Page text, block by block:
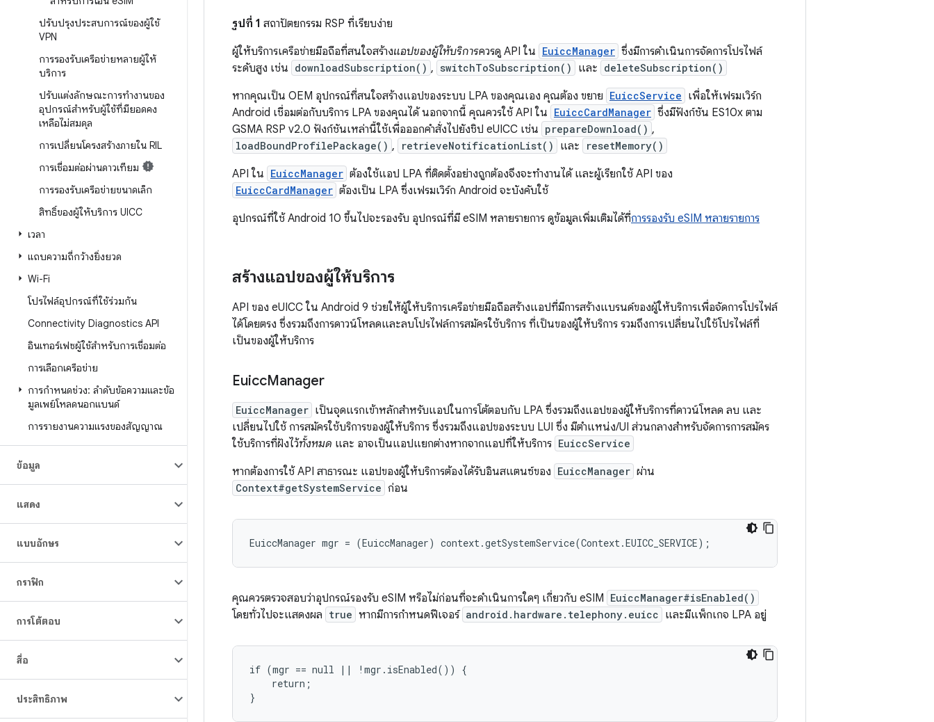
ปรับปรุงประสบการณ์ของผู้ใช้
VPN
การรองรับเครือข่ายหลายผู้ให้
บริการ
ปรับแต่งลักษณะการทำงานของ
อุปกรณ์สำหรับผู้ใช้ที่มียอดคง
เหลือไม่สมดุล
การเปลี่ยนโครงสร้างภายใน RIL
การเชื่อมต่อผ่านดาวเทียม
การรองรับเครือข่ายขนาดเล็ก
สิทธิ์ของผู้ให้บริการ UICC
เวลา
แถบความถี่กว้างยิ่งยวด
Wi-Fi
โปรไฟล์อุปกรณ์ที่ใช้ร่วมกัน
Connectivity Diagnostics API
อินเทอร์เฟซผู้ใช้สำหรับการเชื่อมต่อ
การเลือกเครือข่าย
การกำหนดช่วง: ลำดับข้อความและข้อ
มูลเพย์โหลดนอกแบนด์
การรายงานความแรงของสัญญาณ
ข้อมูล
แสดง
แบบอักษร
กราฟิก
การโต้ตอบ
สื่อ
ประสิทธิภาพ
รูปที่ 1 สถาปัตยกรรม RSP ที่เรียบง่าย
ผู้ให้บริการเครือข่ายมือถือที่สนใจสร้างแอปของผู้ให้บริการควรดู API ใน EuiccManager ซึ่งมีการดำเนินการจัดการโปรไฟล์
ระดับสูง เช่น downloadSubscription() , switchToSubscription() และ deleteSubscription()
หากคุณเป็น OEM อุปกรณ์ที่สนใจสร้างแอปของระบบ LPA ของคุณเอง คุณต้อง ขยาย EuiccService เพื่อให้เฟรมเวิร์ก
Android เชื่อมต่อกับบริการ LPA ของคุณได้ นอกจากนี้ คุณควรใช้ API ใน EuiccCardManager ซึ่งมีฟังก์ชัน ES10x ตาม
GSMA RSP v2.0 ฟังก์ชันเหล่านี้ใช้เพื่อออกคำสั่งไปยังชิป eUICC เช่น prepareDownload() ,
loadBoundProfilePackage() , retrieveNotificationList() และ resetMemory()
API ใน EuiccManager ต้องใช้แอป LPA ที่ติดตั้งอย่างถูกต้องจึงจะทำงานได้ และผู้เรียกใช้ API ของ
EuiccCardManager ต้องเป็น LPA ซึ่งเฟรมเวิร์ก Android จะบังคับใช้
อุปกรณ์ที่ใช้ Android 10 ขึ้นไปจะรองรับ อุปกรณ์ที่มี eSIM หลายรายการ ดูข้อมูลเพิ่มเติมได้ที่การรองรับ eSIM หลายรายการ
สร้างแอปของผู้ให้บริการ
API ของ eUICC ใน Android 9 ช่วยให้ผู้ให้บริการเครือข่ายมือถือสร้างแอปที่มีการสร้างแบรนด์ของผู้ให้บริการเพื่อจัดการโปรไฟล์
ได้โดยตรง ซึ่งรวมถึงการดาวน์โหลดและลบโปรไฟล์การสมัครใช้บริการ ที่เป็นของผู้ให้บริการ รวมถึงการเปลี่ยนไปใช้โปรไฟล์ที่
เป็นของผู้ให้บริการ
EuiccManager
EuiccManager เป็นจุดแรกเข้าหลักสำหรับแอปในการโต้ตอบกับ LPA ซึ่งรวมถึงแอปของผู้ให้บริการที่ดาวน์โหลด ลบ และ
เปลี่ยนไปใช้ การสมัครใช้บริการของผู้ให้บริการ ซึ่งรวมถึงแอปของระบบ LUI ซึ่ง มีตำแหน่ง/UI ส่วนกลางสำหรับจัดการการสมัคร
ใช้บริการที่ฝังไว้ทั้งหมด และ อาจเป็นแอปแยกต่างหากจากแอปที่ให้บริการ EuiccService
หากต้องการใช้ API สาธารณะ แอปของผู้ให้บริการต้องได้รับอินสแตนซ์ของ EuiccManager ผ่าน
Context#getSystemService ก่อน
คุณควรตรวจสอบว่าอุปกรณ์รองรับ eSIM หรือไม่ก่อนที่จะดำเนินการใดๆ เกี่ยวกับ eSIM EuiccManager#isEnabled()
โดยทั่วไปจะแสดงผล true หากมีการกำหนดฟีเจอร์ android.hardware.telephony.euicc และมีแพ็กเกจ LPA อยู่
if (mgr == null || !mgr.isEnabled()) {
    return;